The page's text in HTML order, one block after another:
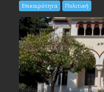
Επικαιρότητα Πολιτική